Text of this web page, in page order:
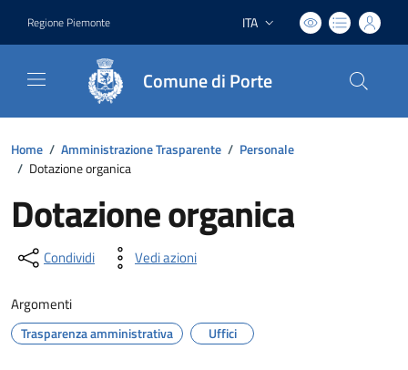
Regione Piemonte Lingua attiva:
ITA
Comune di Porte
Home / Amministrazione Trasparente / Personale
/ Dotazione organica
Dotazione organica
Condividi Vedi azioni
Argomenti
Trasparenza amministrativa Uffici